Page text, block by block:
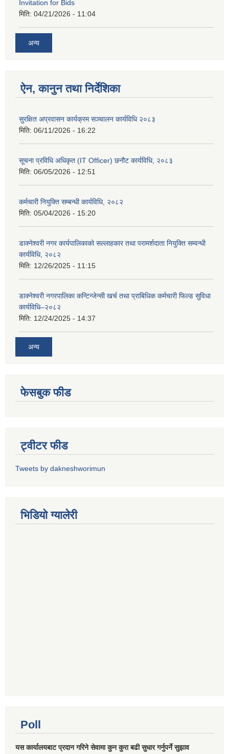
Invitation for Bids
मिति: 04/21/2026 - 11:04
अन्य
ऐन, कानुन तथा निर्देशिका
सुरक्षित अप्रवासन कार्यक्रम सञ्चालन कार्यविधि २०८३
मिति: 06/11/2026 - 16:22
सूचना प्रविधि अधिकृत (IT Officer) छनौट कार्यविधि, २०८३
मिति: 06/05/2026 - 12:51
कर्मचारी नियुक्ति सम्बन्धी कार्यविधि, २०८२
मिति: 05/04/2026 - 15:20
डाक्नेश्वरी नगर कार्यपालिकाको सल्लाहकार तथा परामर्शदाता नियुक्ति सम्वन्धी
कार्यविधि, २०८२
मिति: 12/26/2025 - 11:15
डाक्नेश्वरी नगरपालिका कन्टिन्जेन्सी खर्च तथा प्राबिधिक कर्मचारी फिल्ड सुविधा
कार्यविधि–२०८२
मिति: 12/24/2025 - 14:37
अन्य
फेसबुक फीड
ट्वीटर फीड
Tweets by dakneshworimun
भिडियाे ग्यालेरी
Poll
यस कार्यालयबाट प्रदान गरिने सेवामा कुन कुरा बढी सुधार गर्नुपर्ने सुझाव